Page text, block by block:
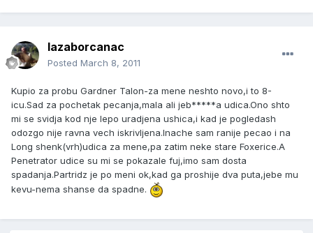
lazaborcanac
Posted March 8, 2011
Kupio za probu Gardner Talon-za mene neshto novo,i to 8-
icu.Sad za pochetak pecanja,mala ali jeb*****a udica.Ono shto
mi se svidja kod nje lepo uradjena ushica,i kad je pogledash
odozgo nije ravna vech iskrivljena.Inache sam ranije pecao i na
Long shenk(vrh)udica za mene,pa zatim neke stare Foxerice.A
Penetrator udice su mi se pokazale fuj,imo sam dosta
spadanja.Partridz je po meni ok,kad ga proshije dva puta,jebe mu
kevu-nema shanse da spadne.